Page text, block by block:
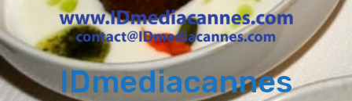
IDmediacannes